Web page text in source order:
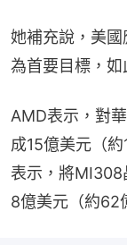
她補充說，美
為首要目標，如
AMD表示，對
成15億美元（
表示，將MI308
8億美元（約62